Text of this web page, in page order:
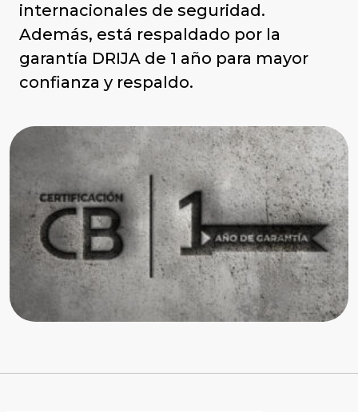
internacionales de seguridad.
Además, está respaldado por la
garantía DRIJA de 1 año para mayor
confianza y respaldo.